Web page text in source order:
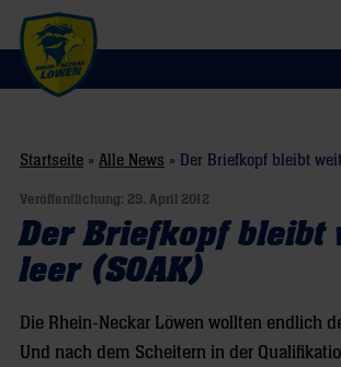
Startseite » Alle News » Der Briefkopf bleibt
Veröffentlichung: 29. April 2012
Der Briefkopf bleibt
leer (SOAK)
Die Rhein-Neckar Löwen wollten endlich
Und nach dem Scheitern in der